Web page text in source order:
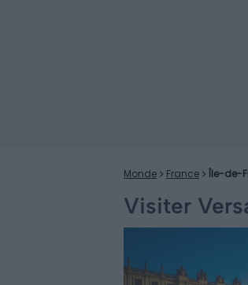
Monde France Île-de-
Visiter